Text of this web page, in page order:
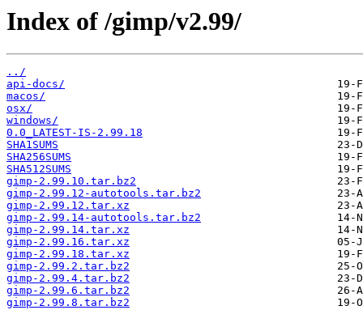
Index of /gimp/v2.99/
../
api-docs/
macos/
osx/
windows/
0.0_LATEST-IS-2.99.18
SHA1SUMS
SHA256SUMS
SHA512SUMS
gimp-2.99.10.tar.bz2
gimp-2.99.12-autotools.tar.bz2
gimp-2.99.12.tar.xz
gimp-2.99.14-autotools.tar.bz2
gimp-2.99.14.tar.xz
gimp-2.99.16.tar.xz
gimp-2.99.18.tar.xz
gimp-2.99.2.tar.bz2
gimp-2.99.4.tar.bz2
gimp-2.99.6.tar.bz2
gimp-2.99.8.tar.bz2